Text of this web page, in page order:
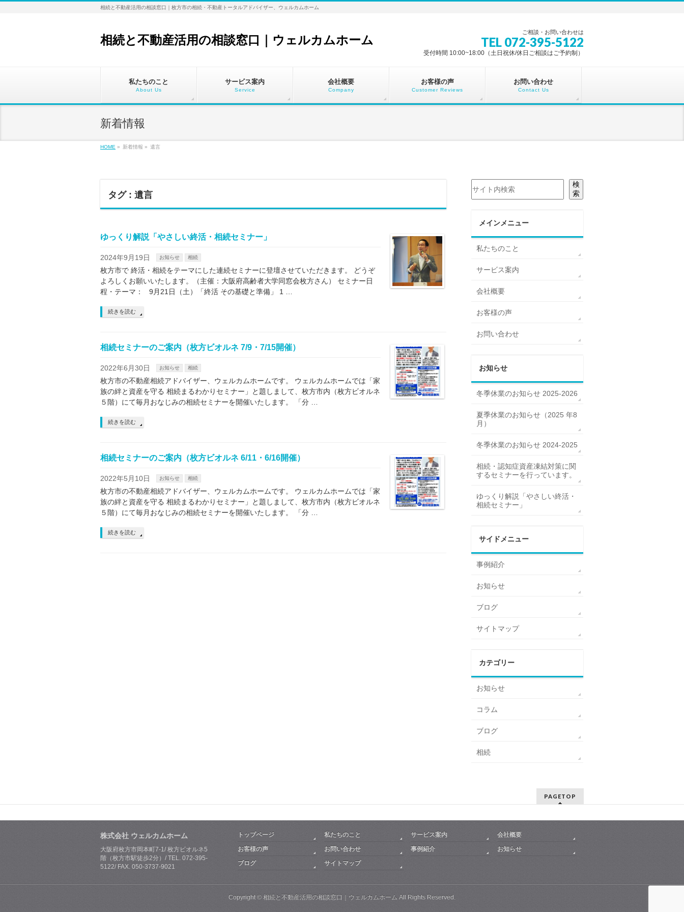
相続と不動産活用の相談窓口｜枚方市の相続・不動産トータルアドバイザー、ウェルカムホーム
相続と不動産活用の相談窓口｜ウェルカムホーム
ご相談・お問い合わせは
TEL 072-395-5122
受付時間 10:00~18:00（土日祝休/休日ご相談はご予約制）
私たちのこと
About Us
サービス案内
Service
会社概要
Company
お客様の声
Customer Reviews
お問い合わせ
Contact Us
新着情報
HOME » 新着情報 » 遺言
タグ : 遺言
ゆっくり解説「やさしい終活・相続セミナー」
2024年9月19日 お知らせ 相続
枚方市で 終活・相続をテーマにした連続セミナーに登壇させていただきます。 どうぞ
よろしくお願いいたします。（主催：大阪府高齢者大学同窓会枚方さん） セミナー日
程・テーマ： 9月21日（土）「終活 その基礎と準備」 1 …
続きを読む
相続セミナーのご案内（枚方ビオルネ 7/9・7/15開催）
2022年6月30日 お知らせ 相続
枚方市の不動産相続アドバイザー、ウェルカムホームです。 ウェルカムホームでは「家
族の絆と資産を守る 相続まるわかりセミナー」と題しまして、枚方市内（枚方ビオルネ
５階）にて毎月おなじみの相続セミナーを開催いたします。 「分 …
続きを読む
相続セミナーのご案内（枚方ビオルネ 6/11・6/16開催）
2022年5月10日 お知らせ 相続
枚方市の不動産相続アドバイザー、ウェルカムホームです。 ウェルカムホームでは「家
族の絆と資産を守る 相続まるわかりセミナー」と題しまして、枚方市内（枚方ビオルネ
５階）にて毎月おなじみの相続セミナーを開催いたします。 「分 …
続きを読む
検
索
メインメニュー
私たちのこと
サービス案内
会社概要
お客様の声
お問い合わせ
お知らせ
冬季休業のお知らせ 2025-2026
夏季休業のお知らせ（2025 年8
月）
冬季休業のお知らせ 2024-2025
相続・認知症資産凍結対策に関
するセミナーを行っています。
ゆっくり解説「やさしい終活・
相続セミナー」
サイドメニュー
事例紹介
お知らせ
ブログ
サイトマップ
カテゴリー
お知らせ
コラム
ブログ
相続
PAGETOP
株式会社 ウェルカムホーム
大阪府枚方市岡本町7-1/ 枚方ビオルネ5
階（枚方市駅徒歩2分）/ TEL. 072-395-
5122/ FAX. 050-3737-9021
トップページ 私たちのこと サービス案内
会社概要
お客様の声
お問い合わせ 事例紹介
お知らせ
ブログ
サイトマップ
Copyright © 相続と不動産活用の相談窓口｜ウェルカムホーム All Rights Reserved.